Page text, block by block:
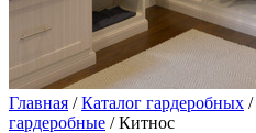
Главная /Каталог гардеробных /
гардеробные / Китнос